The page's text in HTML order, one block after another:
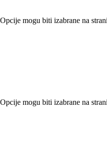
mogu biti izabrane na
mogu biti izabrane na